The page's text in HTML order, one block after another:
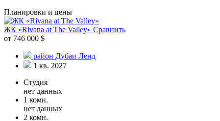
Планировки и цены
ЖК «Rivana at The Valley» Сравнить
от 746 000 $
район Дубаи Ленд
1 кв. 2027
Студия
нет данных
1 комн.
нет данных
2 комн.